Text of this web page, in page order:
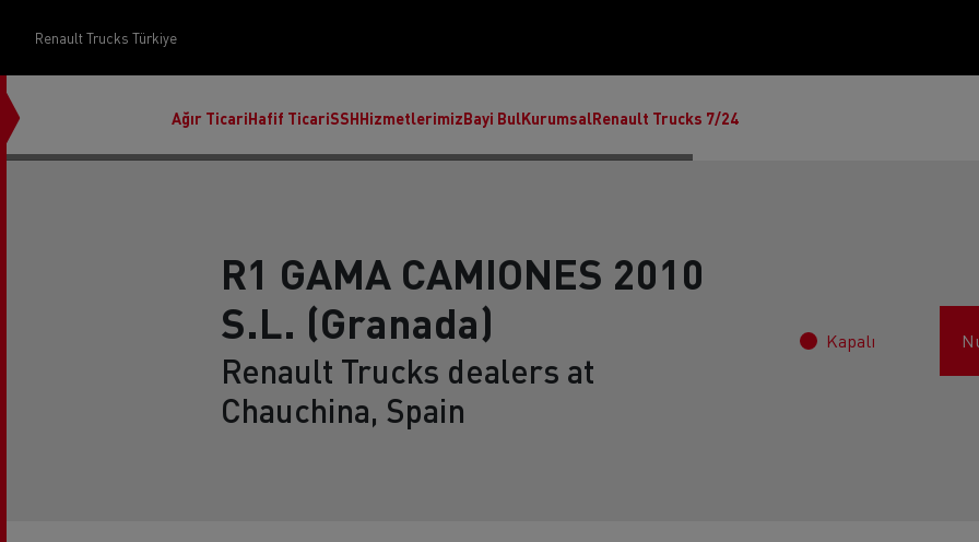
Renault Trucks Türkiye
Ağır TicariHafif TicariSSHHizmetlerimizBayi BulKurumsalRenault Trucks 7/24
R1 GAMA CAMIONES 2010
S.L. (Granada)
Renault Trucks dealers at
Chauchina, Spain
Kapalı